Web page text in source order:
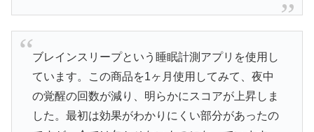
ブレインスリープという睡眠計測アプリを使用し
ています。この商品を1ヶ月使用してみて、夜中
の覚醒の回数が減り、明らかにスコアが上昇しま
した。最初は効果がわかりにくい部分があったの